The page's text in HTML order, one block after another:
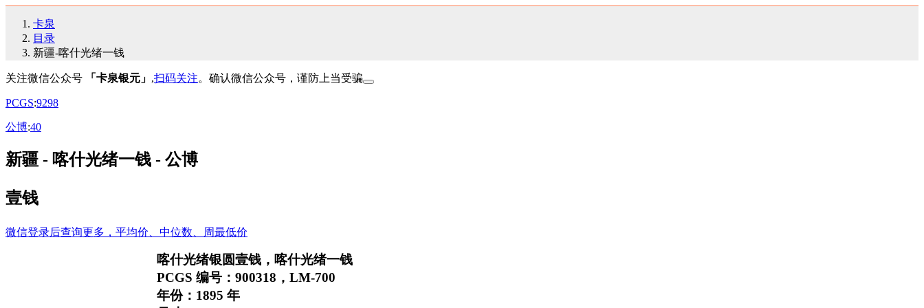
卡泉
目录
新疆-喀什光绪一钱
关注微信公众号 「卡泉银元」 ,扫码关注。确认微信公众号，谨防上当受骗
PCGS:9298
公博:40
新疆 - 喀什光绪一钱 - 公博
壹钱
微信登录后查询更多，平均价、中位数、周最低价
喀什光绪银圆壹钱，喀什光绪一钱
PCGS 编号：900318，LM-700
年份：1895 年